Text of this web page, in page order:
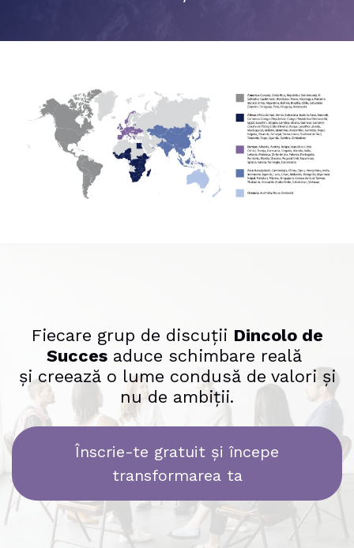
Fiecare grup de discuții Dincolo de
Succes aduce schimbare reală
și creează o lume condusă de valori și
nu de ambiții.
Înscrie-te gratuit și începe
transformare​​a ta​​